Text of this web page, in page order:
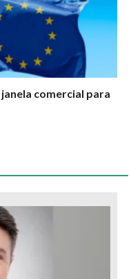
comercial para